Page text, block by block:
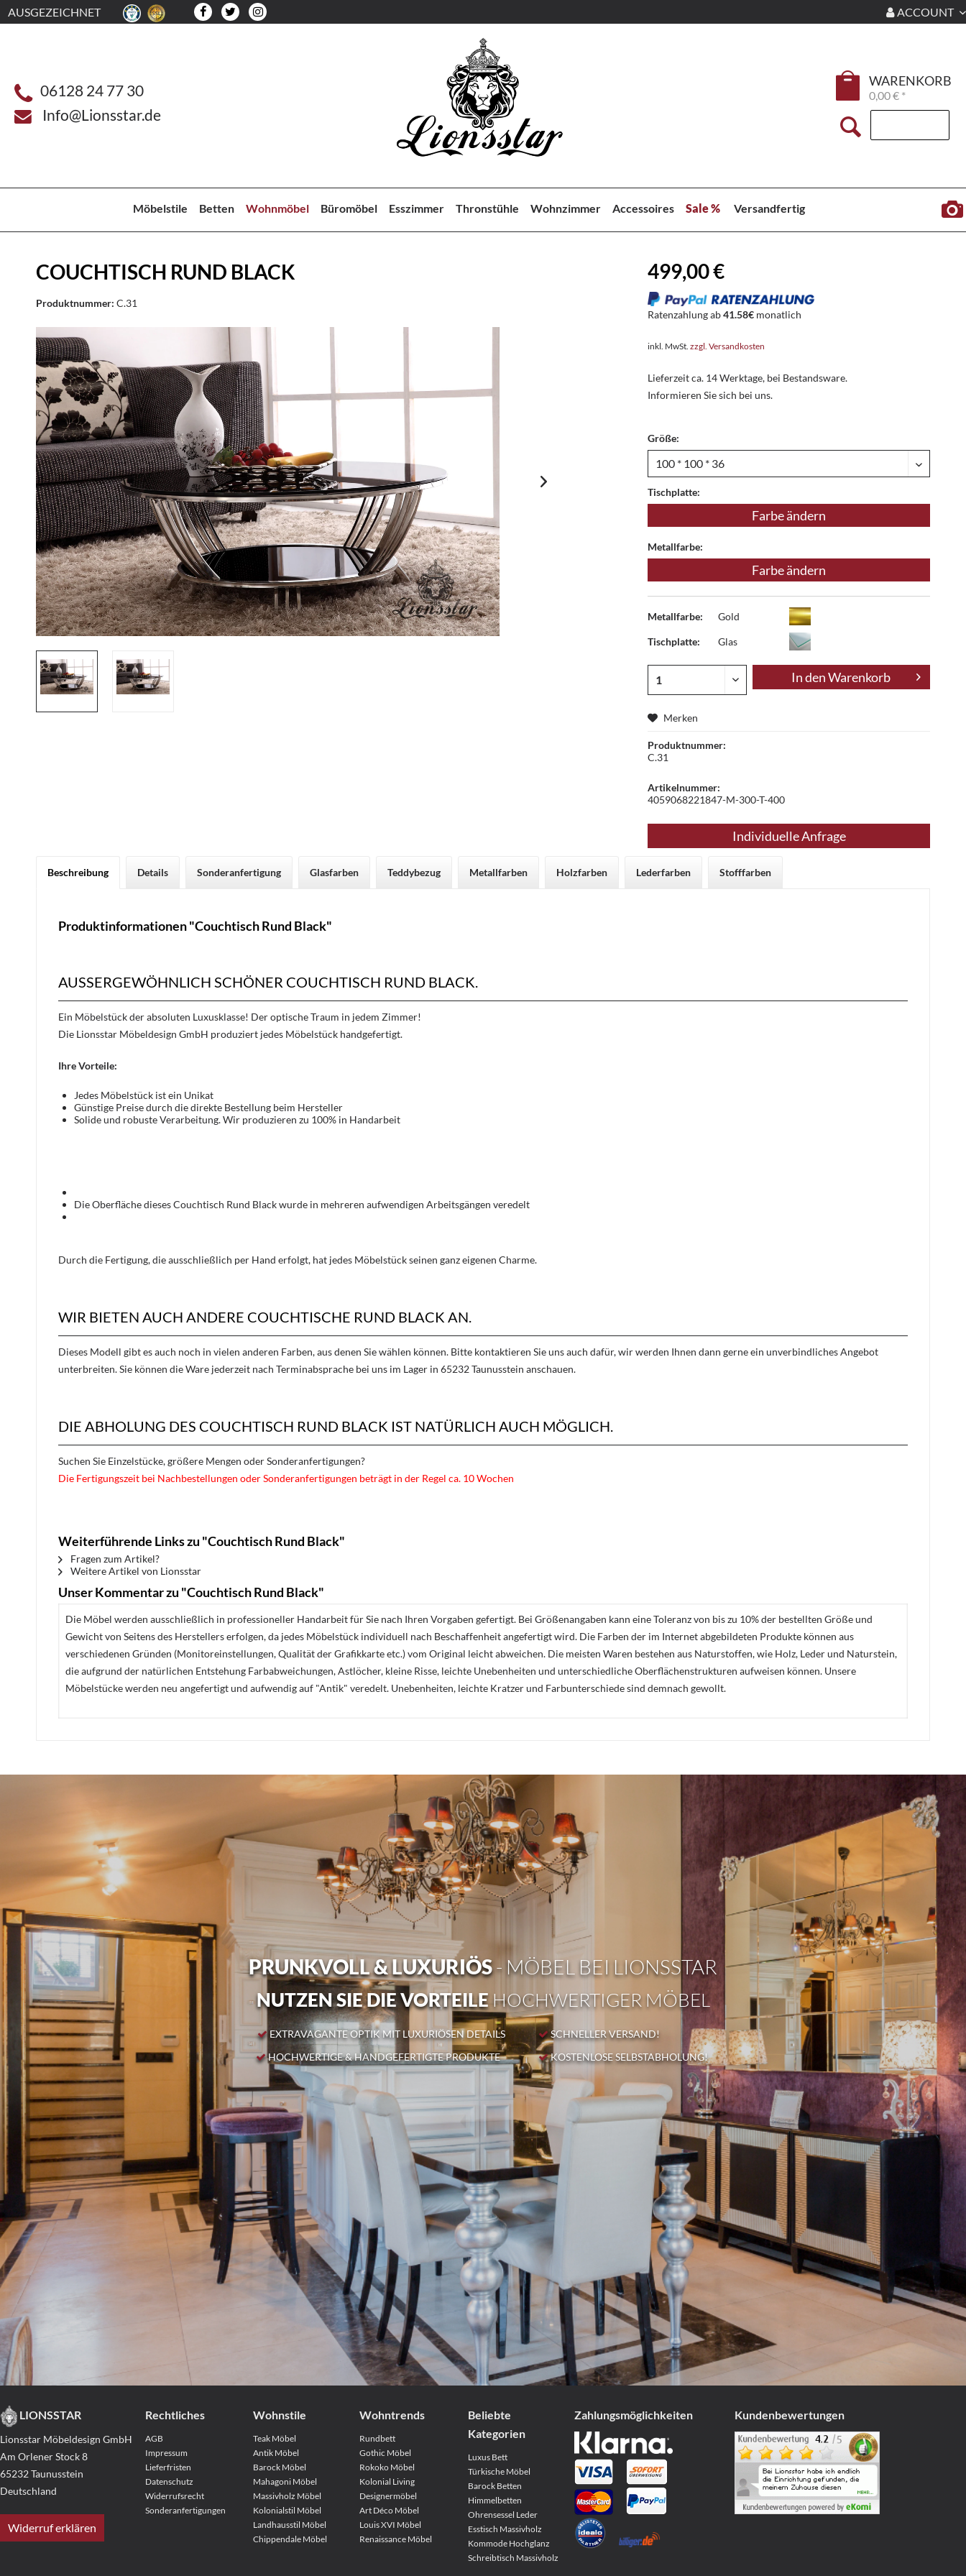
AUSGEZEICHNET ACCOUNT
06128 24 77 30
Info@Lionsstar.de
WARENKORB
0,00 € *
Möbelstile Betten Wohnmöbel Büromöbel Esszimmer Thronstühle Wohnzimmer Accessoires Sale % Versandfertig
COUCHTISCH RUND BLACK
Produktnummer: C.31
499,00 €
Ratenzahlung ab41.58€ monatlich
inkl. MwSt.zzgl. Versandkosten
Lieferzeit ca. 14 Werktage, bei Bestandsware.
Informieren Sie sich bei uns.
Größe:
Tischplatte:
Farbe ändern
Metallfarbe:
Farbe ändern
Metallfarbe: Gold
Tischplatte: Glas
In denWarenkorb
Merken
Produktnummer:
C.31
Artikelnummer:
4059068221847-M-300-T-400
Individuelle Anfrage
Beschreibung Details Sonderanfertigung Glasfarben Teddybezug Metallfarben Holzfarben Lederfarben Stofffarben
Produktinformationen "Couchtisch Rund Black"
AUSSERGEWÖHNLICH SCHÖNER COUCHTISCH RUND BLACK.
Ein Möbelstück der absoluten Luxusklasse! Der optische Traum in jedem Zimmer!
Die Lionsstar Möbeldesign GmbH produziert jedes Möbelstück handgefertigt.
Ihre Vorteile:
Jedes Möbelstück ist ein Unikat
Günstige Preise durch die direkte Bestellung beim Hersteller
Solide und robuste Verarbeitung. Wir produzieren zu 100% in Handarbeit
Die Oberfläche dieses Couchtisch Rund Black wurde in mehreren aufwendigen Arbeitsgängen veredelt
Durch die Fertigung, die ausschließlich per Hand erfolgt, hat jedes Möbelstück seinen ganz eigenen Charme.
WIR BIETEN AUCH ANDERE COUCHTISCHE RUND BLACK AN.
Dieses Modell gibt es auch noch in vielen anderen Farben, aus denen Sie wählen können. Bitte kontaktieren Sie uns auch dafür, wir werden Ihnen dann gerne ein unverbindliches Angebot
unterbreiten. Sie können die Ware jederzeit nach Terminabsprache bei uns im Lager in 65232 Taunusstein anschauen.
DIE ABHOLUNG DES COUCHTISCH RUND BLACK IST NATÜRLICH AUCH MÖGLICH.
Suchen Sie Einzelstücke, größere Mengen oder Sonderanfertigungen?
Die Fertigungszeit bei Nachbestellungen oder Sonderanfertigungen beträgt in der Regel ca. 10 Wochen
Weiterführende Links zu "Couchtisch Rund Black"
Fragen zum Artikel?
Weitere Artikel von Lionsstar
Unser Kommentar zu "Couchtisch Rund Black"
Die Möbel werden ausschließlich in professioneller Handarbeit für Sie nach Ihren Vorgaben gefertigt. Bei Größenangaben kann eine Toleranz von bis zu 10% der bestellten Größe und
Gewicht von Seitens des Herstellers erfolgen, da jedes Möbelstück individuell nach Beschaffenheit angefertigt wird. Die Farben der im Internet abgebildeten Produkte können aus
verschiedenen Gründen (Monitoreinstellungen, Qualität der Grafikkarte etc.) vom Original leicht abweichen. Die meisten Waren bestehen aus Naturstoffen, wie Holz, Leder und Naturstein,
die aufgrund der natürlichen Entstehung Farbabweichungen, Astlöcher, kleine Risse, leichte Unebenheiten und unterschiedliche Oberflächenstrukturen aufweisen können. Unsere
Möbelstücke werden neu angefertigt und aufwendig auf "Antik" veredelt. Unebenheiten, leichte Kratzer und Farbunterschiede sind demnach gewollt.
PRUNKVOLL & LUXURIÖS- MÖBEL BEI LIONSSTAR
NUTZEN SIE DIE VORTEILEHOCHWERTIGER MÖBEL
EXTRAVAGANTE OPTIK MIT LUXURIÖSEN DETAILS
HOCHWERTIGE & HANDGEFERTIGTE PRODUKTE
SCHNELLER VERSAND!
KOSTENLOSE SELBSTABHOLUNG!
LIONSSTAR
Lionsstar Möbeldesign GmbH
Am Orlener Stock 8
65232 Taunusstein
Deutschland
Widerruf erklären
Rechtliches
AGB
Impressum
Lieferfristen
Datenschutz
Widerrufsrecht
Sonderanfertigungen
Wohnstile
Teak Möbel
Antik Möbel
Barock Möbel
Mahagoni Möbel
Massivholz Möbel
Kolonialstil Möbel
Landhausstil Möbel
Chippendale Möbel
Wohntrends
Rundbett
Gothic Möbel
Rokoko Möbel
Kolonial Living
Designermöbel
Art Déco Möbel
Louis XVI Möbel
Renaissance Möbel
Beliebte
Kategorien
Luxus Bett
Türkische Möbel
Barock Betten
Himmelbetten
Ohrensessel Leder
Esstisch Massivholz
Kommode Hochglanz
Schreibtisch Massivholz
Zahlungs­möglichkeiten Kundenbewertungen